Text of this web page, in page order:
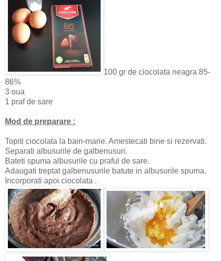
100 gr de ciocolata neagra 85-
86%
3 oua
1 praf de sare
Mod de preparare :
Topiti ciocolata la bain-marie. Amestecati bine si rezervati.
Separati albusurile de galbenusuri.
Bateti spuma albusurile cu praful de sare.
Adaugati treptat galbenusurile batute in albusurile spuma.
Incorporati apoi ciocolata .